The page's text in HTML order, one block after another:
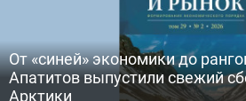
От «синей» экономики до
Апатитов выпустили свежий
Арктики